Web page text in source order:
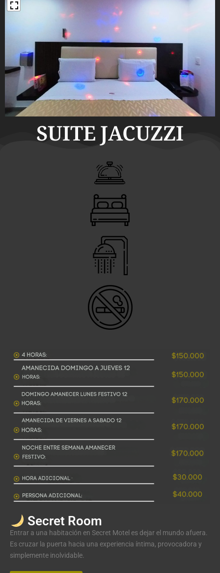
SUITE JACUZZI
Secret Room
Entrar a una habitación en Secret Motel es dejar el mundo afuera.
Es cruzar la puerta hacia una experiencia íntima, provocadora y
simplemente inolvidable.